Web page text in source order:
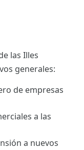
las Illes
generales:
de empresas
a las
a nuevos